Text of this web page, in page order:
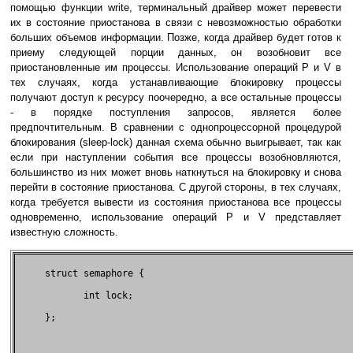
помощью функции write, терминальный драйвер может перевести
их в состояние приостанова в связи с невозможностью обработки
больших объемов информации. Позже, когда драйвер будет готов к
приему следующей порции данных, он возобновит все
приостановленные им процессы. Использование операций P и V в
тех случаях, когда устанавливающие блокировку процессы
получают доступ к ресурсу поочередно, а все остальные процессы
- в порядке поступления запросов, является более
предпочтительным. В сравнении с однопроцессорной процедурой
блокирования (sleep-lock) данная схема обычно выигрывает, так как
если при наступлении события все процессы возобновляются,
большинство из них может вновь наткнуться на блокировку и снова
перейти в состояние приостанова. С другой стороны, в тех случаях,
когда требуется вывести из состояния приостанова все процессы
одновременно, использование операций P и V представляет
известную сложность.
     struct semaphore {
            int lock;
     };